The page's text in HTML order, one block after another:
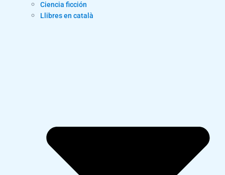
Ciencia ficción
Llibres en català